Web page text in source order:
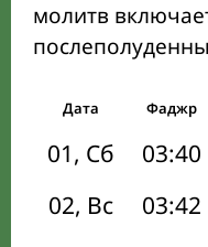
молитв
Дата Фаджр
01, Сб 03:40
02, Вс
03:42